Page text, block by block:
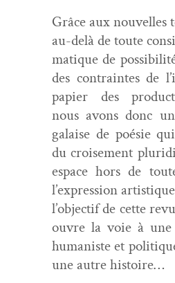
Grâce aux nou­velles
au-delà de toute
ma­tique de
des con­traintes de
papi­er des
nous avons donc
galaise de poésie
du croise­ment
espace hors de
l’ex­pres­sion
l’ob­jec­tif de cette
ouvre la voie à
human­iste et
une autre histoire…